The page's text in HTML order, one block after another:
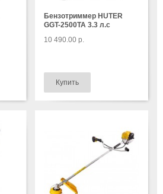
Бензотриммер HUTER
GGT-2500TA 3.3 л.с
10 490.00 р.